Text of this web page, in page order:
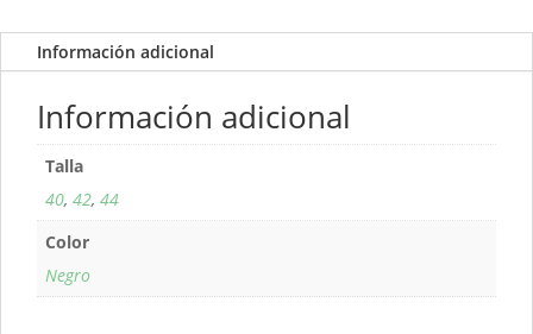
Información adicional
Información adicional
Talla
40, 42, 44
Color
Negro